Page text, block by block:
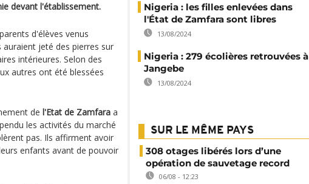
devant l'établissement.
d'élèves venus
jeté des pierres sur
intérieures. Selon des
autres ont été blessées
de l'Etat de Zamfara a
les activités du marché
pas. Ils affirment avoir
enfants avant de pouvoir
Nigeria : les filles enlevées dans
l'État de Zamfara sont libres
13/08/2024
Nigeria : 279 écolières retrouvées à
Jangebe
13/08/2024
SUR LE MÊME PAYS
308 otages libérés lors d’une
opération de sauvetage record
06/08 - 12:23